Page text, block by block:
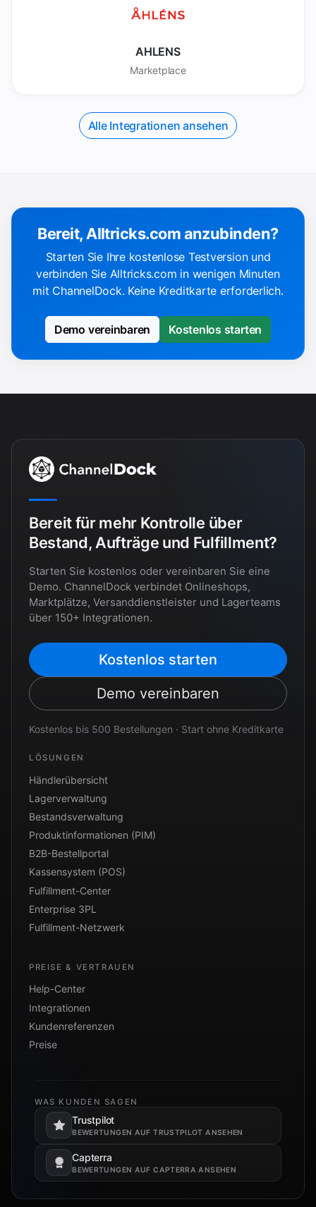
AHLENS
Marketplace
Alle Integrationen ansehen
Bereit, Alltricks.com anzubinden?
Starten Sie Ihre kostenlose Testversion und
verbinden Sie Alltricks.com in wenigen Minuten
mit ChannelDock. Keine Kreditkarte erforderlich.
Demo vereinbaren Kostenlos starten
Bereit für mehr Kontrolle über
Bestand, Aufträge und Fulfillment?
Starten Sie kostenlos oder vereinbaren Sie eine
Demo. ChannelDock verbindet Onlineshops,
Marktplätze, Versanddienstleister und Lagerteams
über 150+ Integrationen.
Kostenlos starten
Demo vereinbaren
Kostenlos bis 500 Bestellungen · Start ohne Kreditkarte
LÖSUNGEN
Händlerübersicht
Lagerverwaltung
Bestandsverwaltung
Produktinformationen (PIM)
B2B-Bestellportal
Kassensystem (POS)
Fulfillment-Center
Enterprise 3PL
Fulfillment-Netzwerk
PREISE & VERTRAUEN
Help-Center
Integrationen
Kundenreferenzen
Preise
WAS KUNDEN SAGEN
Trustpilot
BEWERTUNGEN AUF TRUSTPILOT ANSEHEN
Öffnet in einem neuen Tab.
Capterra
BEWERTUNGEN AUF CAPTERRA ANSEHEN
Öffnet in einem neuen Tab.